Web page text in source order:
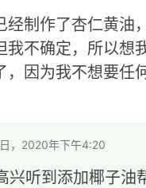
经制作了杏仁黄
我不确定，所以
，因为我不想要任
，2020年下午4:20
兴听到添加椰子油